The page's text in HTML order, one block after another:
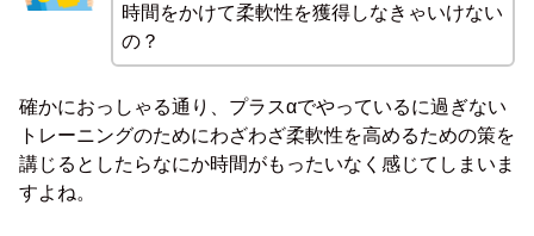
時間をかけて柔軟性を獲得しなきゃいけない
の？
確かにおっしゃる通り、プラスαでやっているに過ぎない
トレーニングのためにわざわざ柔軟性を高めるための策を
講じるとしたらなにか時間がもったいなく感じてしまいま
すよね。